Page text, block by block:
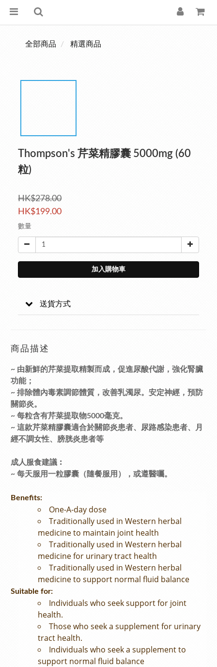
全部商品 精選商品
Thompson's 芹菜精膠囊 5000mg (60
粒)
HK$278.00
HK$199.00
數量
加入購物車
送貨方式
商品描述
~ 由新鮮的芹菜提取精製而成，促進尿酸代謝，強化腎臟
功能；
~ 排除體內毒素調節體質，改善乳濁尿。安定神經，預防
關節炎。
~ 每粒含有芹菜提取物5000毫克。
~ 這款芹菜精膠囊適合於關節炎患者、尿路感染患者、月
經不調女性、膀胱炎患者等
成人服食建議︰
~ 每天服用一粒膠囊（隨餐服用），或遵醫囑。
Benefits:
One-A-day dose
Traditionally used in Western herbal
medicine to maintain joint health
Traditionally used in Western herbal
medicine for urinary tract health
Traditionally used in Western herbal
medicine to support normal fluid balance
Suitable for:
Individuals who seek support for joint
health.
Those who seek a supplement for urinary
tract health.
Individuals who seek a supplement to
support normal fluid balance